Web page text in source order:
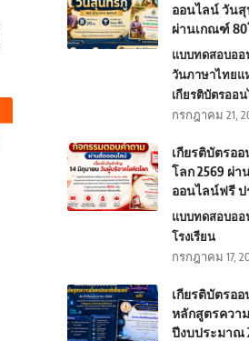
ออนไลน์ วันสุ
ผ่านเกณฑ์ 80
แบบทดสอบออ
วันภาษาไทยแ
เกียรติบัตรออ
กรกฎาคม 21,
เกียรติบัตรอ
โลก 2569 ผ่
ออนไลน์ฟรี
แบบทดสอบออ
โรงเรียน
กรกฎาคม 17,
เกียรติบัตรอ
หลักสูตรควา
ปีงบประมาณ